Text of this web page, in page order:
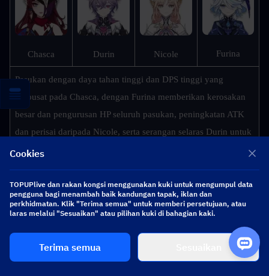
Chasca Durin Nicole Furina
Pasukan dengan daya tahan tinggi dan DPS tinggi yang
berpusat pada Chasca, dengan Furina memberikan kerosakan
besar dan pengurusan HP seluruh pasukan, peningkatan ATK
dan perisai daripada Nicole, serta serangan selaras Durin untuk
meningkatkan output keseluruhan pasukan.
Secara ringkasnya, Nicole ialah pakar Sokongan unggul yang
Cookies
TOPUPlive dan rakan kongsi menggunakan kuki untuk mengumpul data
pengguna bagi menambah baik kandungan tapak, iklan dan
perkhidmatan. Klik "Terima semua" untuk memberi persetujuan, atau
laras melalui "Sesuaikan" atau pilihan kuki di bahagian kaki.
Terima semua